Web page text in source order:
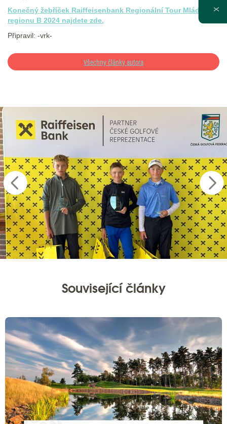
Konečný žebříček Raiffeisenbank Regionální Tour Mládeže
regionu B 2024 najdete zde.
Připravil: -vrk-
Všechny články autora
Související články
X